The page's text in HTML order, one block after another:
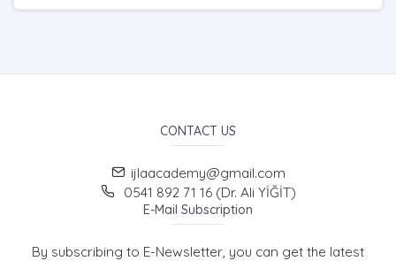
CONTACT US
ijlaacademy@gmail.com
0541 892 71 16 (Dr. Ali YİĞİT)
E-Mail Subscription
By subscribing to E-Newsletter, you can get the latest